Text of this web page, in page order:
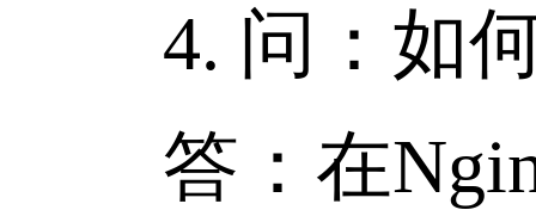
4. 问：如何
答：在Nginx